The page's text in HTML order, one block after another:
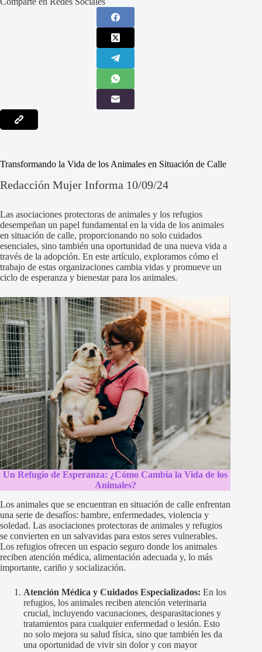
Transformando la Vida de los Animales en Situación de Calle
Redacción Mujer Informa 10/09/24
Las asociaciones protectoras de animales y los refugios
desempeñan un papel fundamental en la vida de los animales
en situación de calle, proporcionando no solo cuidados
esenciales, sino también una oportunidad de una nueva vida a
través de la adopción. En este artículo, exploramos cómo el
trabajo de estas organizaciones cambia vidas y promueve un
ciclo de esperanza y bienestar para los animales.
Un Refugio de Esperanza: ¿Cómo Cambia la Vida de los
Animales?
Los animales que se encuentran en situación de calle enfrentan
una serie de desafíos: hambre, enfermedades, violencia y
soledad. Las asociaciones protectoras de animales y refugios
se convierten en un salvavidas para estos seres vulnerables.
Los refugios ofrecen un espacio seguro donde los animales
reciben atención médica, alimentación adecuada y, lo más
importante, cariño y socialización.
Atención Médica y Cuidados Especializados: En los
refugios, los animales reciben atención veterinaria
crucial, incluyendo vacunaciones, desparasitaciones y
tratamientos para cualquier enfermedad o lesión. Esto
no solo mejora su salud física, sino que también les da
una oportunidad de vivir sin dolor y con mayor